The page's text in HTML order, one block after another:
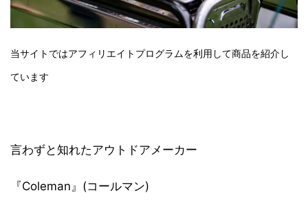
当サイトではアフィリエイトプログラムを利用して商品を紹介し
ています
言わずと知れたアウトドアメーカー
『Coleman』(コールマン)